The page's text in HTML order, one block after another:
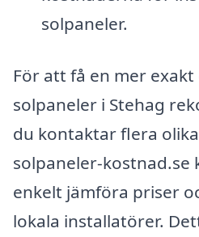
solpaneler.
För att få en mer
solpaneler i Stehag
du kontaktar flera
solpaneler-kostnad.se
enkelt jämföra priser
lokala installatörer.